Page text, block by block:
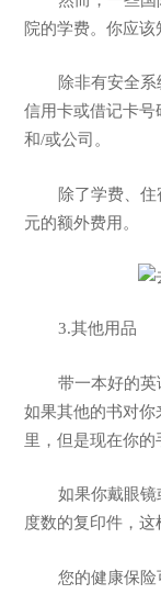
院的学费。你应该
除非有安全
信用卡或借记卡
和/或公司。
除了学费、
元的额外费用。
3.其他用品
带一本好的英
如果其他的书对
里，但是现在你的
如果你戴眼
度数的复印件，这
您的健康保